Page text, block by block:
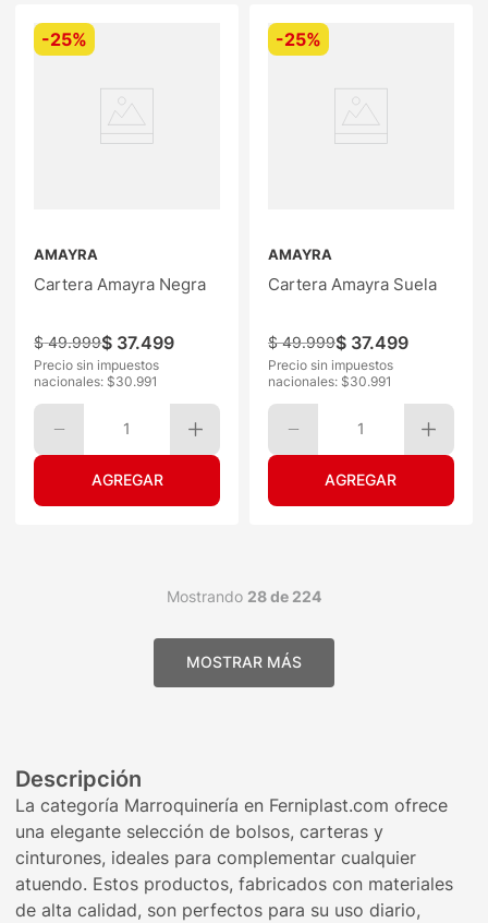
-25%
AMAYRA
Cartera Amayra Negra
$ 49.999$ 37.499
Precio sin impuestos
nacionales: $30.991
1
-25%
AMAYRA
Cartera Amayra Suela
$ 49.999$ 37.499
Precio sin impuestos
nacionales: $30.991
1
Mostrando 28 de 224
Descripción
La categoría Marroquinería en Ferniplast.com ofrece
una elegante selección de bolsos, carteras y
cinturones, ideales para complementar cualquier
atuendo. Estos productos, fabricados con materiales
de alta calidad, son perfectos para su uso diario,